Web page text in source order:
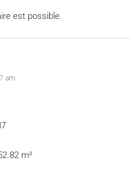
est possible.
am
m²